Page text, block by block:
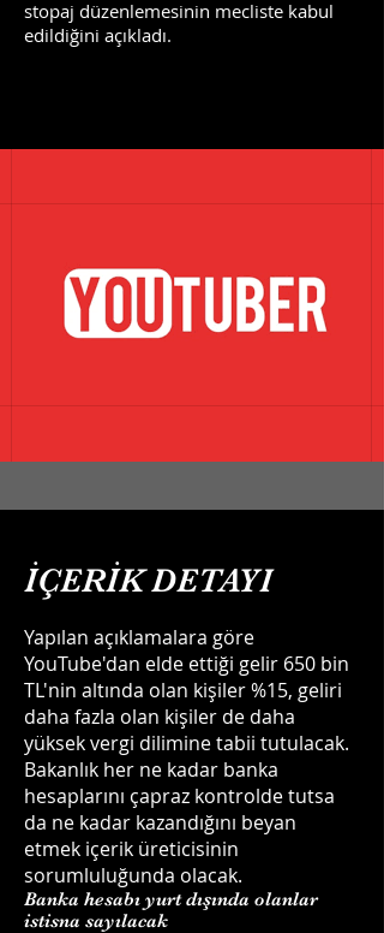
stopaj düzenlemesinin mecliste kabul
edildiğini açıkladı.
İÇERİK DETAYI
Yapılan açıklamalara göre
YouTube'dan elde ettiği gelir 650 bin
TL'nin altında olan kişiler %15, geliri
daha fazla olan kişiler de daha
yüksek vergi dilimine tabii tutulacak.
Bakanlık her ne kadar banka
hesaplarını çapraz kontrolde tutsa
da ne kadar kazandığını beyan
etmek içerik üreticisinin
sorumluluğunda olacak.
Banka hesabı yurt dışında olanlar
istisna sayılacak